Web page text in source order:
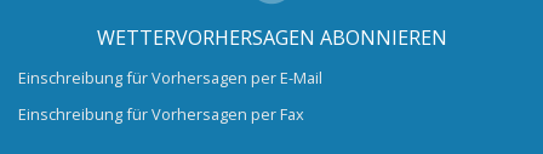
WETTERVORHERSAGEN ABONNIEREN
Einschreibung für Vorhersagen per E-Mail
Einschreibung für Vorhersagen per Fax